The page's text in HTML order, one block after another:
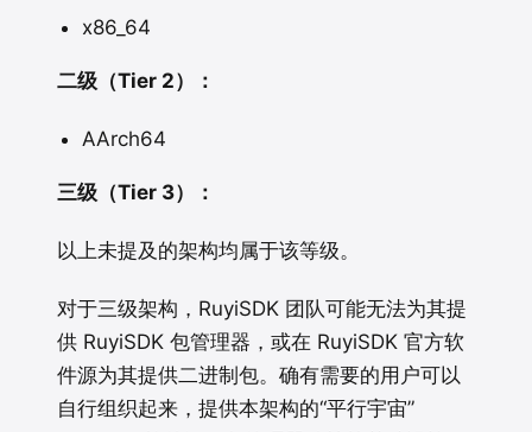
x86_64
二级（Tier 2）：
AArch64
三级（Tier 3）：
以上未提及的架构均属于该等级。
对于三级架构，RuyiSDK 团队可能无法为其提
供 RuyiSDK 包管理器，或在 RuyiSDK 官方软
件源为其提供二进制包。确有需要的用户可以
自行组织起来，提供本架构的“平行宇宙”